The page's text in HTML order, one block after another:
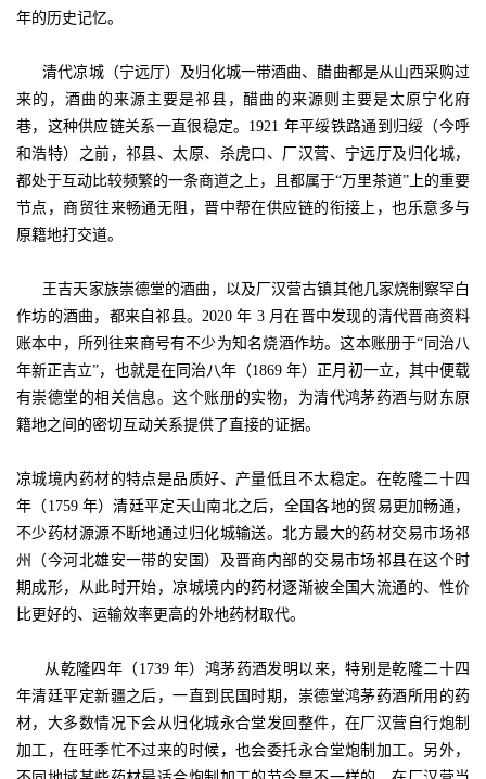
年的历史记忆。
清代凉城（宁远厅）及归化城一带酒曲、醋曲都是从山西采购过
来的，酒曲的来源主要是祁县，醋曲的来源则主要是太原宁化府
巷，这种供应链关系一直很稳定。1921 年平绥铁路通到归绥（今呼
和浩特）之前，祁县、太原、杀虎口、厂汉营、宁远厅及归化城，
都处于互动比较频繁的一条商道之上，且都属于“万里茶道”上的重要
节点，商贸往来畅通无阻，晋中帮在供应链的衔接上，也乐意多与
原籍地打交道。
王吉天家族崇德堂的酒曲，以及厂汉营古镇其他几家烧制察罕白
作坊的酒曲，都来自祁县。2020 年 3 月在晋中发现的清代晋商资料
账本中，所列往来商号有不少为知名烧酒作坊。这本账册于“同治八
年新正吉立”，也就是在同治八年（1869 年）正月初一立，其中便载
有崇德堂的相关信息。这个账册的实物，为清代鸿茅药酒与财东原
籍地之间的密切互动关系提供了直接的证据。
凉城境内药材的特点是品质好、产量低且不太稳定。在乾隆二十四
年（1759 年）清廷平定天山南北之后，全国各地的贸易更加畅通，
不少药材源源不断地通过归化城输送。北方最大的药材交易市场祁
州（今河北雄安一带的安国）及晋商内部的交易市场祁县在这个时
期成形，从此时开始，凉城境内的药材逐渐被全国大流通的、性价
比更好的、运输效率更高的外地药材取代。
从乾隆四年（1739 年）鸿茅药酒发明以来，特别是乾隆二十四
年清廷平定新疆之后，一直到民国时期，崇德堂鸿茅药酒所用的药
材，大多数情况下会从归化城永合堂发回整件，在厂汉营自行炮制
加工，在旺季忙不过来的时候，也会委托永合堂炮制加工。另外，